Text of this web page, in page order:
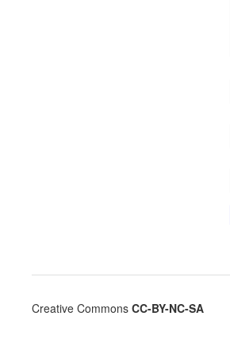
Creative Commons CC-BY-NC-SA